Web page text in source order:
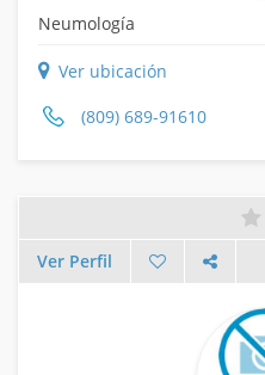
Neumología
Ver ubicación
(809) 689-91610
Ver Perfil